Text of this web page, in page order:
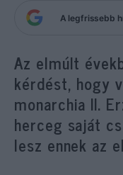
A legfrissebb
Az elmúlt
kérdést, hogy
monarchia II.
herceg saját
lesz ennek az